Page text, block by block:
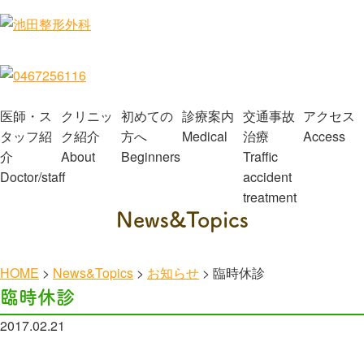
医師・ス
タッフ紹
介
Doctor/staff
クリニッ
ク紹介
About
初めての
方へ
Beginners
診療案内
Medical
交通事故
治療
Traffic
accident
treatment
アクセス
Access
News&Topics
HOME > News&Topics > お知らせ > 臨時休診
臨時休診
2017.02.21